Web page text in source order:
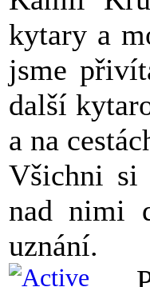
kytary a
jsme
další
a na
Všichni si
nad nimi
uznání.